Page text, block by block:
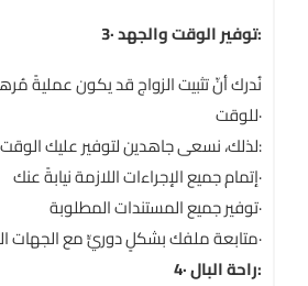
3· توفير الوقت والجهد:
نُدرك أنّ تثبيت الزواج قد يكون عمليةً
للوقت·
لذلك، نسعى جاهدين لتوفير عليك الوقت والجهد من خلال:
إتمام جميع الإجراءات اللازمة نيابةً عنك·
توفير جميع المستندات المطلوبة·
متابعة ملفك بشكلٍ دوريٍّ مع الجهات الرسمية·
4· راحة البال: